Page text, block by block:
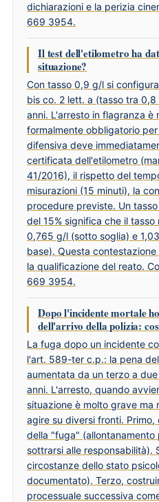
dichiarazioni e la perizia
669 3954.
Il test dell'etilometro ha
situazione?
Con tasso 0,9 g/l si
bis co. 2 lett. a (tasso tra
anni. L'arresto in flagranza è
formalmente obbligatorio
difensiva deve
certificata dell'etilometro
41/2016), il rispetto del
misurazioni (15 minuti), la
procedure previste. Un
del 15% significa che il
0,765 g/l (sotto soglia) e
base). Questa
la qualificazione del reato.
669 3954.
Dopo l'incidente mortale
dell'arrivo della polizia:
La fuga dopo un incidente
l'art. 589-ter c.p.: la pena
aumentata da un terzo a
anni. L'arresto, quando
situazione è molto grave ma
agire su diversi fronti.
della "fuga"
sottrarsi alle responsabilità).
circostanze dello stato
documentato). Terzo,
processuale successiva